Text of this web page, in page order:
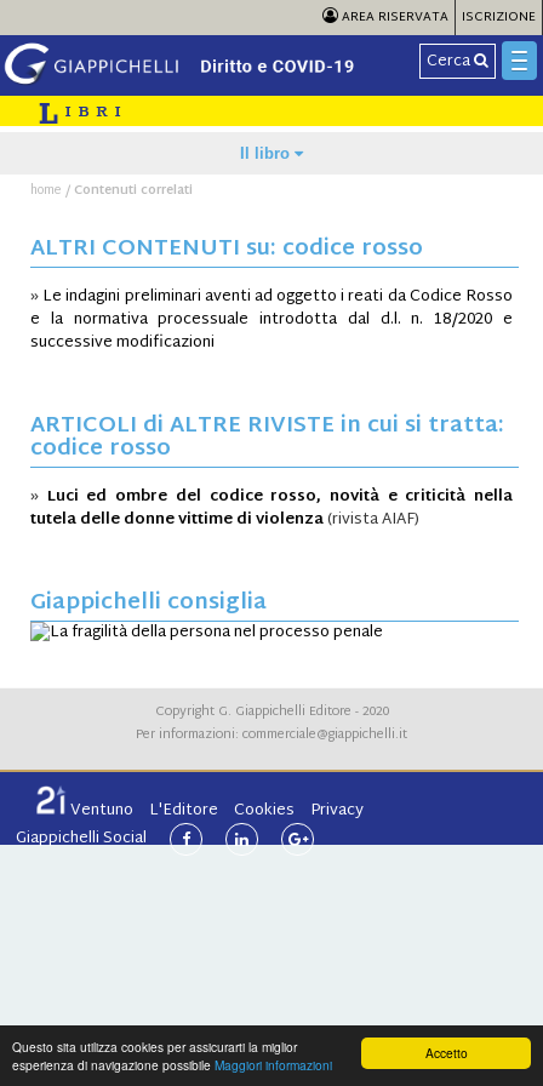
Accetto
Questo sita utilizza cookies per assicurarti la miglior
esperienza di navigazione possibile Maggiori informazioni
AREA RISERVATA ISCRIZIONE
Cerca
Il libro
home / Contenuti correlati
ALTRI CONTENUTI su: codice rosso
»Le indagini preliminari aventi ad oggetto i reati da Codice Rosso
e la normativa processuale introdotta dal d.l. n. 18/2020 e
successive modificazioni
ARTICOLI di ALTRE RIVISTE in cui si tratta:
codice rosso
» Luci ed ombre del codice rosso, novità e criticità nella
tutela delle donne vittime di violenza(rivista AIAF)
Giappichelli consiglia
Copyright G. Giappichelli Editore - 2020
Per informazioni: commerciale@giappichelli.it
Ventuno L'Editore Cookies
Privacy
Giappichelli Social